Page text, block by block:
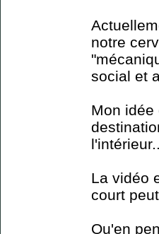
notre
social et
Mon idée
La vidéo
court
Qu'en